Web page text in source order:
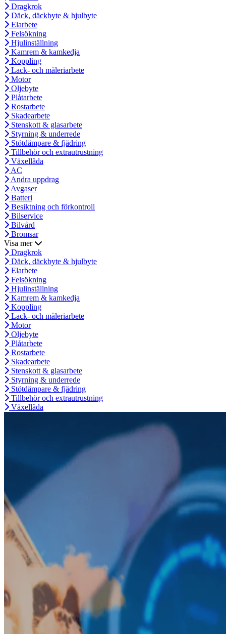
Dragkrok
Däck, däckbyte & hjulbyte
Elarbete
Felsökning
Hjulinställning
Kamrem & kamkedja
Koppling
Lack- och måleriarbete
Motor
Oljebyte
Plåtarbete
Rostarbete
Skadearbete
Stenskott & glasarbete
Styrning & underrede
Stötdämpare & fjädring
Tillbehör och extrautrustning
Växellåda
AC
Andra uppdrag
Avgaser
Batteri
Besiktning och förkontroll
Bilservice
Bilvård
Bromsar
Visa mer
Dragkrok
Däck, däckbyte & hjulbyte
Elarbete
Felsökning
Hjulinställning
Kamrem & kamkedja
Koppling
Lack- och måleriarbete
Motor
Oljebyte
Plåtarbete
Rostarbete
Skadearbete
Stenskott & glasarbete
Styrning & underrede
Stötdämpare & fjädring
Tillbehör och extrautrustning
Växellåda